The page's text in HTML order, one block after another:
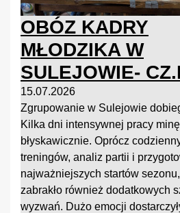
OBÓZ KADRY
MŁODZIKA W
SULEJOWIE-
15.07.2026
Zgrupowanie w Sulejowie
Kilka dni intensywnej pracy
błyskawicznie. Oprócz
treningów, analiz partii i
najważniejszych startów
zabrakło również dodatkowych
wyzwań. Dużo emocji